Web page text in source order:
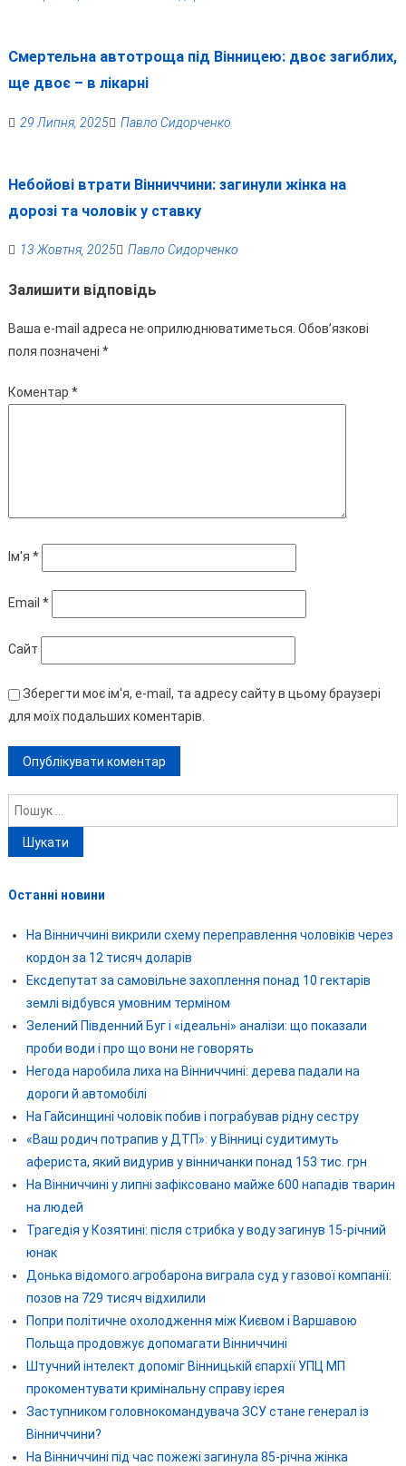
Смертельна автотроща під Вінницею: двоє загиблих,
ще двоє – в лікарні
29 Липня, 2025 Павло Сидорченко
Небойові втрати Вінниччини: загинули жінка на
дорозі та чоловік у ставку
13 Жовтня, 2025 Павло Сидорченко
Залишити відповідь
Ваша e-mail адреса не оприлюднюватиметься. Обов’язкові
поля позначені *
Коментар *
Ім'я *
Email *
Сайт
Зберегти моє ім'я, e-mail, та адресу сайту в цьому браузері
для моїх подальших коментарів.
Пошук:
Останні новини
На Вінниччині викрили схему переправлення чоловіків через
кордон за 12 тисяч доларів
Ексдепутат за самовільне захоплення понад 10 гектарів
землі відбувся умовним терміном
Зелений Південний Буг і «ідеальні» аналізи: що показали
проби води і про що вони не говорять
Негода наробила лиха на Вінниччині: дерева падали на
дороги й автомобілі
На Гайсинщині чоловік побив і пограбував рідну сестру
«Ваш родич потрапив у ДТП»: у Вінниці судитимуть
афериста, який видурив у вінничанки понад 153 тис. грн
На Вінниччині у липні зафіксовано майже 600 нападів тварин
на людей
Трагедія у Козятині: після стрибка у воду загинув 15-річний
юнак
Донька відомого агробарона виграла суд у газової компанії:
позов на 729 тисяч відхилили
Попри політичне охолодження між Києвом і Варшавою
Польща продовжує допомагати Вінниччині
Штучний інтелект допоміг Вінницькій єпархії УПЦ МП
прокоментувати кримінальну справу ієрея
Заступником головнокомандувача ЗСУ стане генерал із
Вінниччини?
На Вінниччині під час пожежі загинула 85-річна жінка